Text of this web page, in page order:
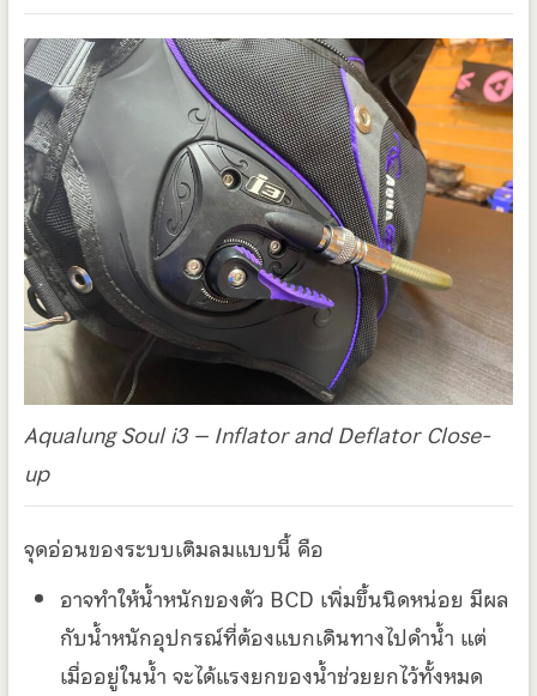
Aqualung Soul i3 – Inflator and Deflator Close-
up
จุดอ่อนของระบบเติมลมแบบนี้ คือ
อาจทำให้น้ำหนักของตัว BCD เพิ่มขึ้นนิดหน่อย มีผล
กับน้ำหนักอุปกรณ์ที่ต้องแบกเดินทางไปดำน้ำ แต่
เมื่ออยู่ในน้ำ จะได้แรงยกของน้ำช่วยยกไว้ทั้งหมด